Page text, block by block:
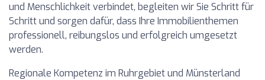
und Menschlichkeit verbindet, begleiten wir Sie Schritt für
Schritt und sorgen dafür, dass Ihre Immobilienthemen
professionell, reibungslos und erfolgreich umgesetzt
werden.
Regionale Kompetenz im Ruhrgebiet und Münsterland